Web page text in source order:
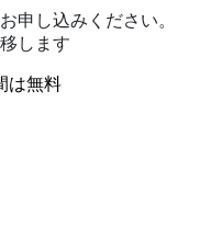
申し込みください。
します
は無料